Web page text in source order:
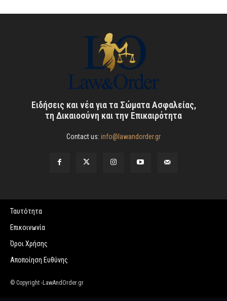
Ειδήσεις και νέα για τα Σώματα Ασφαλείας,
τη Δικαιοσύνη και την Επικαιρότητα
Contact us: info@lawandorder.gr
Ταυτότητα
Επικοινωνία
Όροι Χρήσης
Αποποίηση Ευθύνης
© Copyright -LawAndOrder.gr